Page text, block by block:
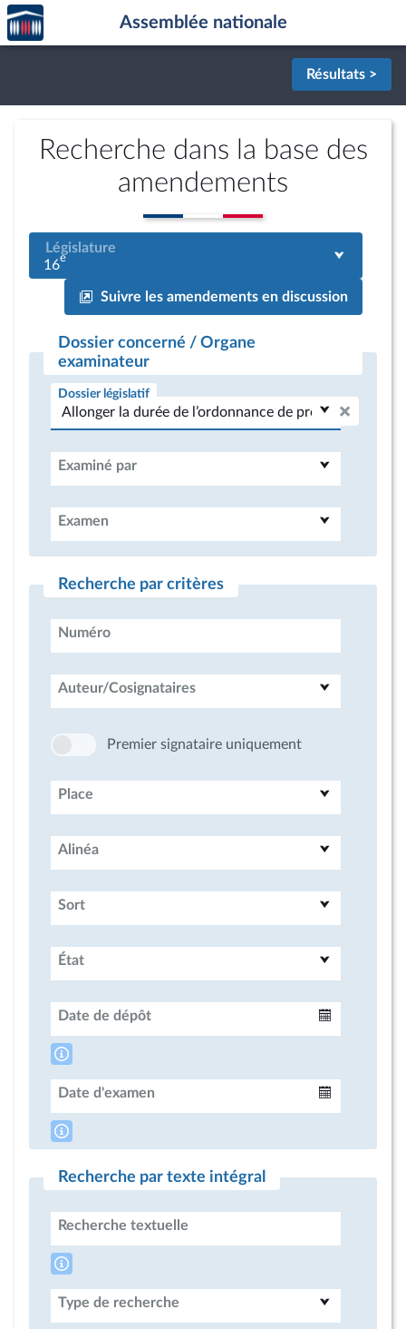
Aller au contenu
Aller en bas de la page
Accèder
à la
page
Assemblée nationale
Résultats >
Recherche dans la base des
amendements
Législature
16e
Suivre les amendements en discussion
Dossier concerné / Organe
examinateur
Dossier législatif
Examiné par
Examen
Recherche par critères
Numéro
Auteur/Cosignataires
Premier signataire uniquement
Place
Alinéa
Sort
État
Date de dépôt
Date d'examen
Recherche par texte intégral
Recherche textuelle
Type de recherche